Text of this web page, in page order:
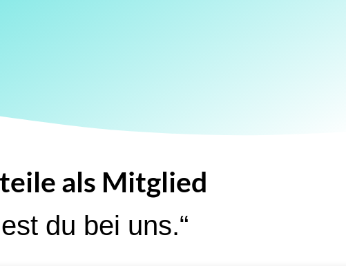
als Mitglied
du bei uns.“